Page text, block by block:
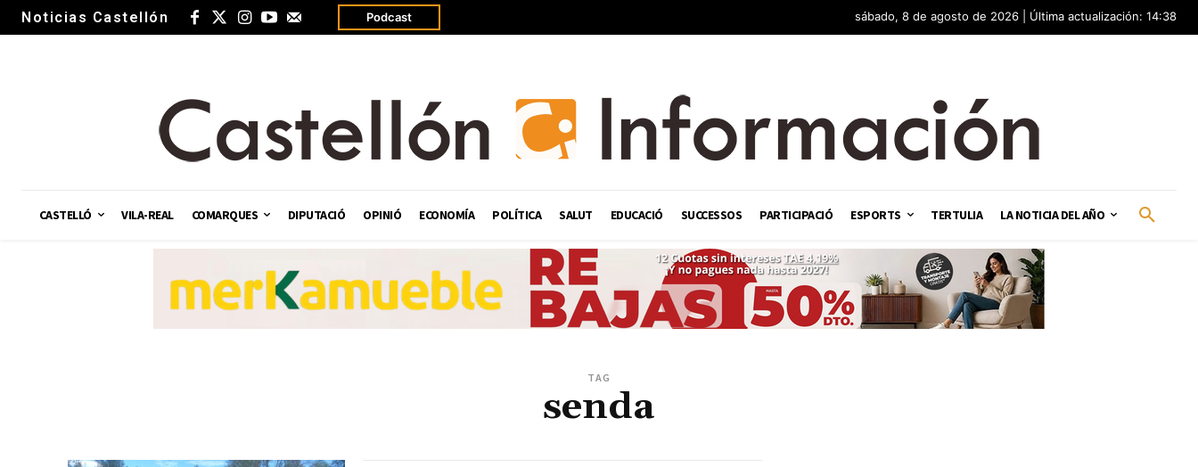
Noticias Castellón Podcast sábado, 8 de agosto de 2026 | Última actualización: 14:38
CASTELLÓ VILA-REAL COMARQUES DIPUTACIÓ OPINIÓ ECONOMÍA POLÍTICA SALUT EDUCACIÓ SUCCESSOS PARTICIPACIÓ ESPORTS TERTULIA LA NOTICIA DEL AÑO
TAG
senda